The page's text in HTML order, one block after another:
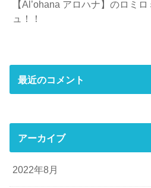
【Al’ohana アロハナ】のロミ
ュ！！
最近のコメント
アーカイブ
2022年8月